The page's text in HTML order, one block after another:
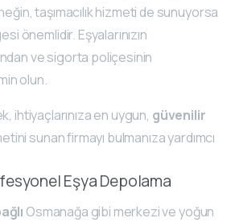
taşımacılık hizmeti de sunuyorsa
önemlidir. Eşyalarınızın
ve sigorta poliçesinin
olun.
ihtiyaçlarınıza en uygun, güvenilir
sunan firmayı bulmanıza yardımcı
Eşya Depolama
Osmanağa gibi merkezi ve yoğun